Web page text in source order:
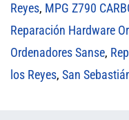
Reyes, MPG Z790
Reparación Hardware
Ordenadores Sanse,
los Reyes, San